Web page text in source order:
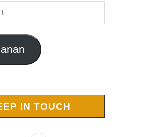
IN TOUCH